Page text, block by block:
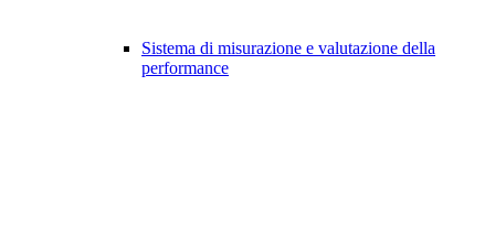
Sistema di misurazione e valutazione della
performance